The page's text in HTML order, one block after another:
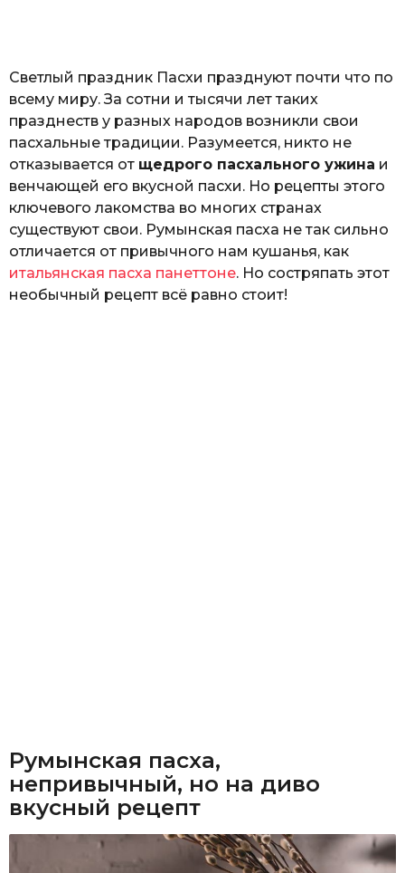
Светлый праздник Пасхи празднуют почти что по
всему миру. За сотни и тысячи лет таких
празднеств у разных народов возникли свои
пасхальные традиции. Разумеется, никто не
отказывается от щедрого пасхального ужина и
венчающей его вкусной пасхи. Но рецепты этого
ключевого лакомства во многих странах
существуют свои. Румынская пасха не так сильно
отличается от привычного нам кушанья, как
итальянская пасха панеттоне. Но состряпать этот
необычный рецепт всё равно стоит!
Румынская пасха,
непривычный, но на диво
вкусный рецепт